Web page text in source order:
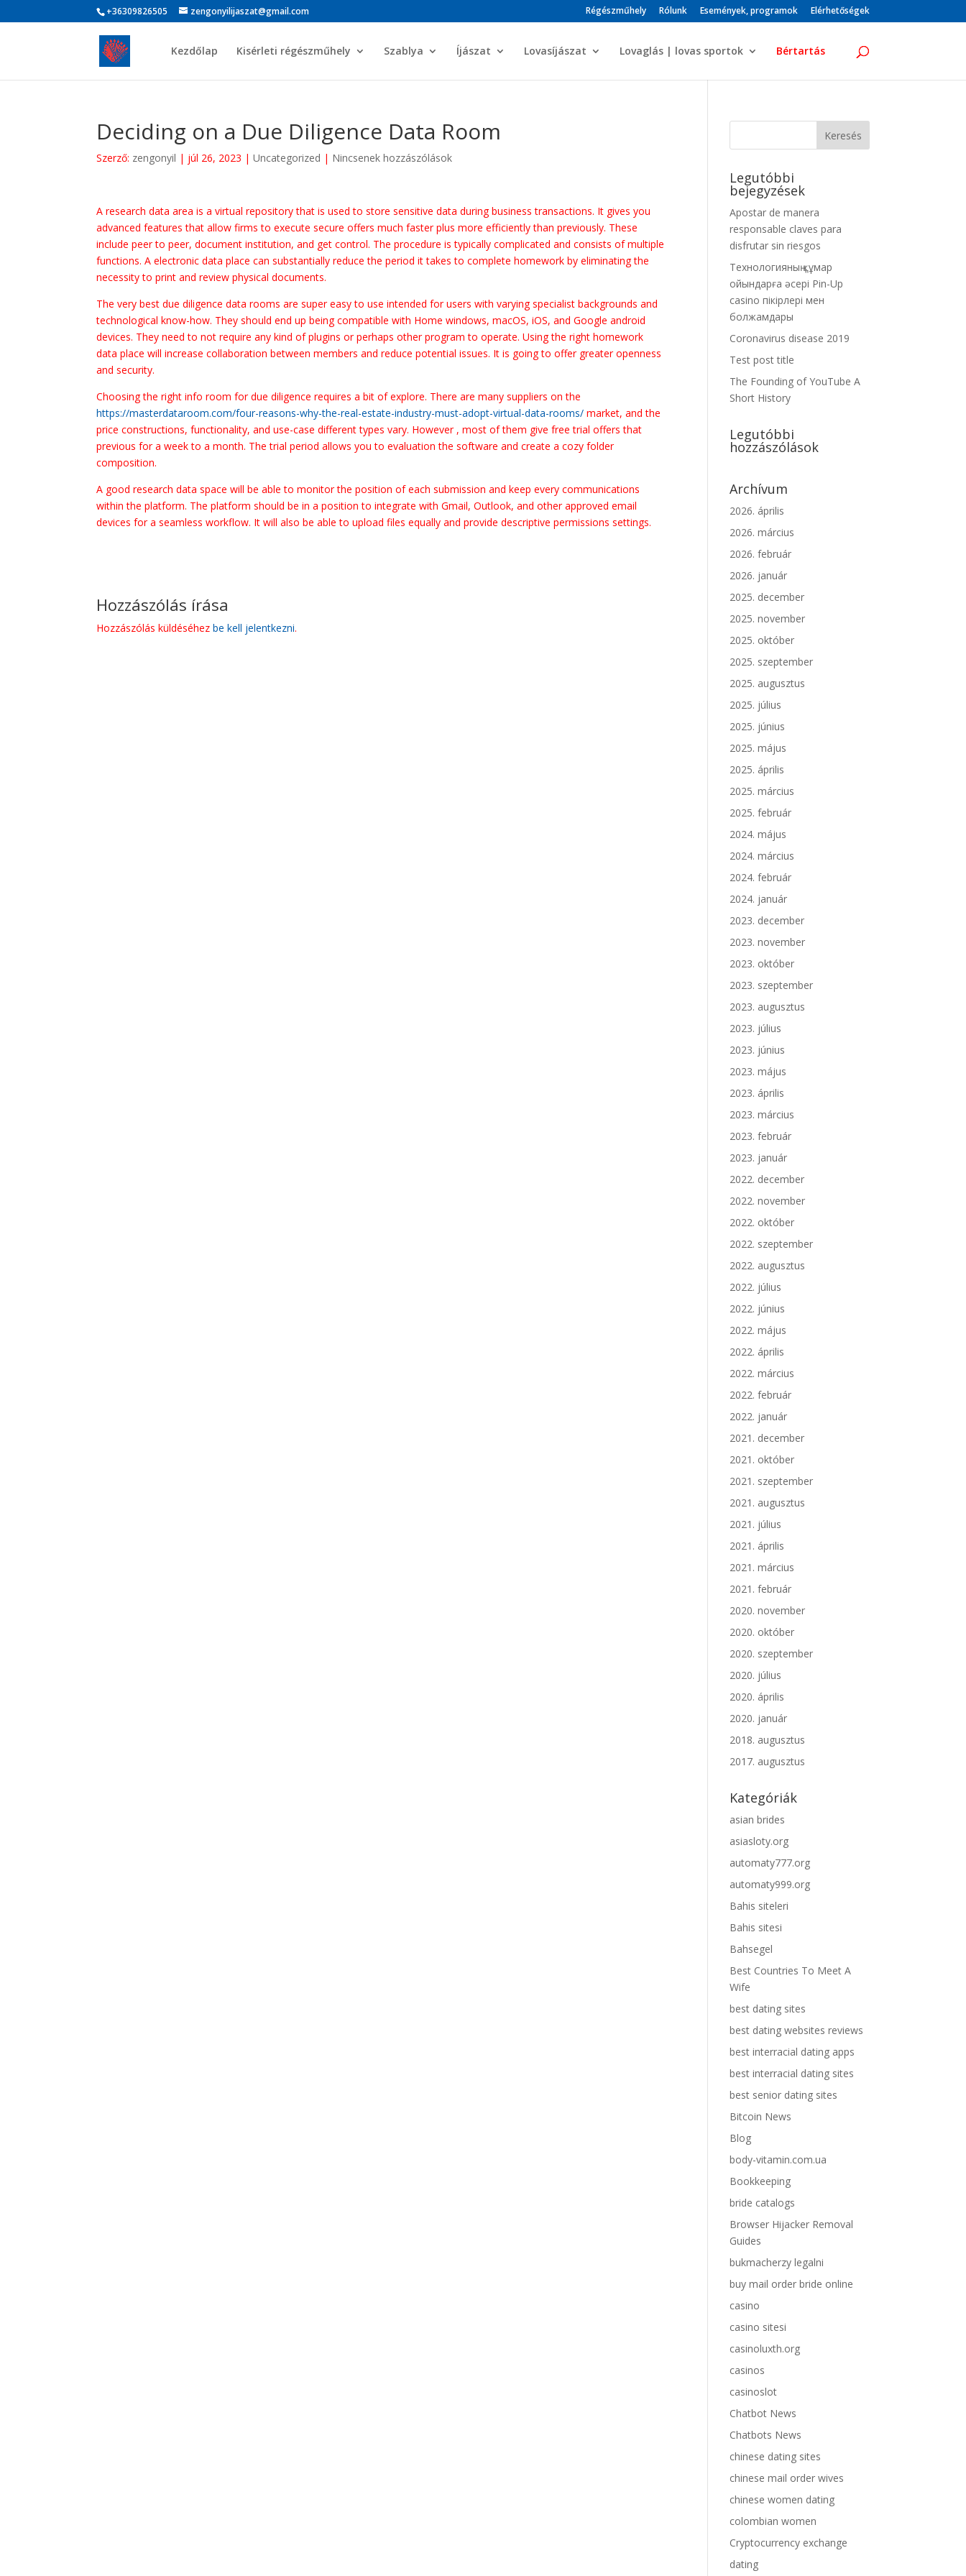
+36309826505 zengonyilijaszat@gmail.com Régészműhely Rólunk Események, programok Elérhetőségek
Kezdőlap Kisérleti régészműhely Szablya Íjászat Lovasíjászat Lovaglás | lovas sportok Bértartás
Deciding on a Due Diligence Data Room
Szerző: zengonyil | júl 26, 2023 |Uncategorized | Nincsenek hozzászólások
A research data area is a virtual repository that is used to store sensitive data during business transactions. It gives you
advanced features that allow firms to execute secure offers much faster plus more efficiently than previously. These
include peer to peer, document institution, and get control. The procedure is typically complicated and consists of multiple
functions. A electronic data place can substantially reduce the period it takes to complete homework by eliminating the
necessity to print and review physical documents.
The very best due diligence data rooms are super easy to use intended for users with varying specialist backgrounds and
technological know-how. They should end up being compatible with Home windows, macOS, iOS, and Google android
devices. They need to not require any kind of plugins or perhaps other program to operate. Using the right homework
data place will increase collaboration between members and reduce potential issues. It is going to offer greater openness
and security.
Choosing the right info room for due diligence requires a bit of explore. There are many suppliers on the
https://masterdataroom.com/four-reasons-why-the-real-estate-industry-must-adopt-virtual-data-rooms/ market, and the
price constructions, functionality, and use-case different types vary. However , most of them give free trial offers that
previous for a week to a month. The trial period allows you to evaluation the software and create a cozy folder
composition.
A good research data space will be able to monitor the position of each submission and keep every communications
within the platform. The platform should be in a position to integrate with Gmail, Outlook, and other approved email
devices for a seamless workflow. It will also be able to upload files equally and provide descriptive permissions settings.
Hozzászólás írása
Hozzászólás küldéséhezbe kell jelentkezni.
Legutóbbi
bejegyzések
Apostar de manera
responsable claves para
disfrutar sin riesgos
Технологияның құмар
ойындарға әсері Pin-Up
casino пікірлері мен
болжамдары
Coronavirus disease 2019
Test post title
The Founding of YouTube A
Short History
Legutóbbi
hozzászólások
Archívum
2026. április
2026. március
2026. február
2026. január
2025. december
2025. november
2025. október
2025. szeptember
2025. augusztus
2025. július
2025. június
2025. május
2025. április
2025. március
2025. február
2024. május
2024. március
2024. február
2024. január
2023. december
2023. november
2023. október
2023. szeptember
2023. augusztus
2023. július
2023. június
2023. május
2023. április
2023. március
2023. február
2023. január
2022. december
2022. november
2022. október
2022. szeptember
2022. augusztus
2022. július
2022. június
2022. május
2022. április
2022. március
2022. február
2022. január
2021. december
2021. október
2021. szeptember
2021. augusztus
2021. július
2021. április
2021. március
2021. február
2020. november
2020. október
2020. szeptember
2020. július
2020. április
2020. január
2018. augusztus
2017. augusztus
Kategóriák
asian brides
asiasloty.org
automaty777.org
automaty999.org
Bahis siteleri
Bahis sitesi
Bahsegel
Best Countries To Meet A
Wife
best dating sites
best dating websites reviews
best interracial dating apps
best interracial dating sites
best senior dating sites
Bitcoin News
Blog
body-vitamin.com.ua
Bookkeeping
bride catalogs
Browser Hijacker Removal
Guides
bukmacherzy legalni
buy mail order bride online
casino
casino sitesi
casinoluxth.org
casinos
casinoslot
Chatbot News
Chatbots News
chinese dating sites
chinese mail order wives
chinese women dating
colombian women
Cryptocurrency exchange
dating